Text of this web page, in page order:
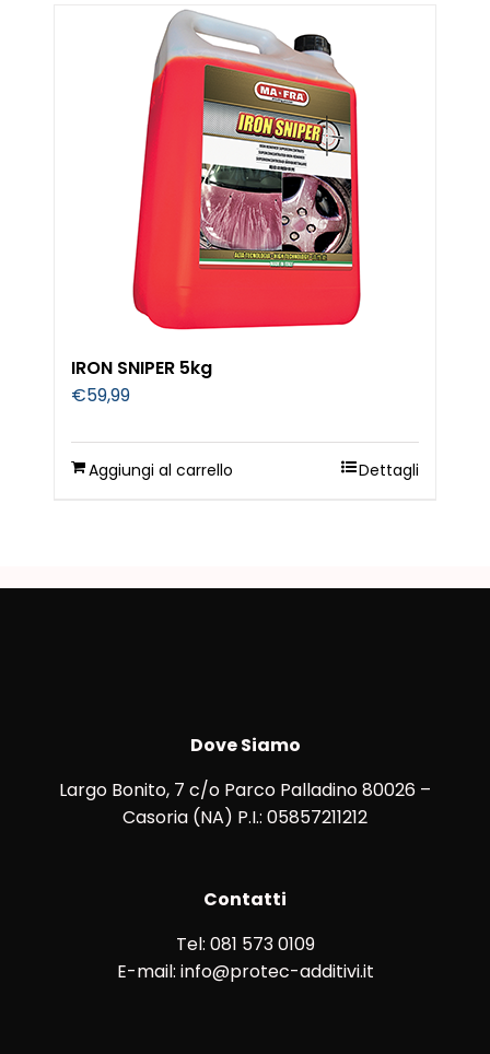
IRON SNIPER 5kg
€59,99
Aggiungi al carrello Dettagli
Dove Siamo
Largo Bonito, 7 c/o Parco Palladino 80026 –
Casoria (NA) P.I.: 05857211212
Contatti
Tel: 081 573 0109
E-mail: info@protec-additivi.it